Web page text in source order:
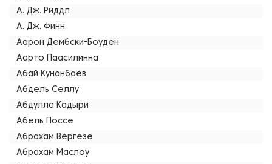
А. Дж. Риддл
А. Дж. Финн
Аарон Дембски-Боуден
Аарто Паасилинна
Абай Кунанбаев
Абдель Селлу
Абдулла Кадыри
Абель Поссе
Абрахам Вергезе
Абрахам Маслоу